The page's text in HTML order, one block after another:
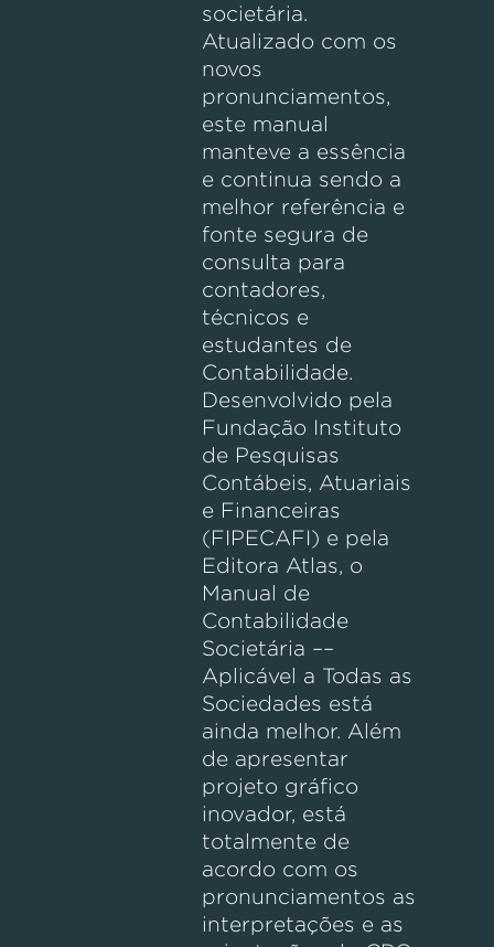
societária.
Atualizado com os
novos
pronunciamentos,
este manual
manteve a essência
e continua sendo a
melhor referência e
fonte segura de
consulta para
contadores,
técnicos e
estudantes de
Contabilidade.
Desenvolvido pela
Fundação Instituto
de Pesquisas
Contábeis, Atuariais
e Financeiras
(FIPECAFI) e pela
Editora Atlas, o
Manual de
Contabilidade
Societária ––
Aplicável a Todas as
Sociedades está
ainda melhor. Além
de apresentar
projeto gráfico
inovador, está
totalmente de
acordo com os
pronunciamentos as
interpretações e as